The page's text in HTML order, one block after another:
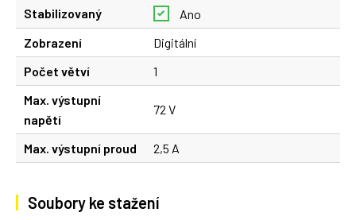
Stabilizovaný
Ano
Zobrazení
Digitální
Počet větví
1
Max. výstupní
napětí
72 V
Max. výstupní proud 2,5 A
Soubory ke stažení